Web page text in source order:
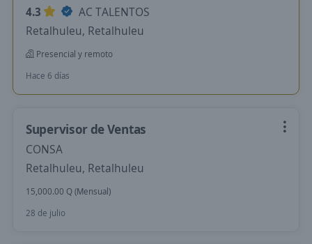
4.3
AC TALENTOS
Retalhuleu, Retalhuleu
Presencial y remoto
Hace 6 días
Supervisor de Ventas
CONSA
Retalhuleu, Retalhuleu
15,000.00 Q (Mensual)
28 de julio